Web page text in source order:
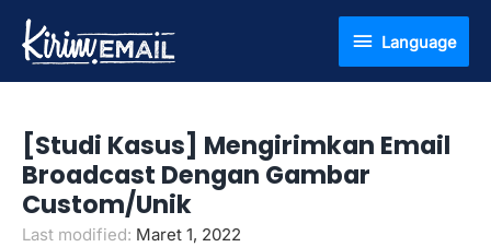
Language
Language
[Studi Kasus] Mengirimkan Email
Broadcast Dengan Gambar
Custom/Unik
Last modified: Maret 1, 2022